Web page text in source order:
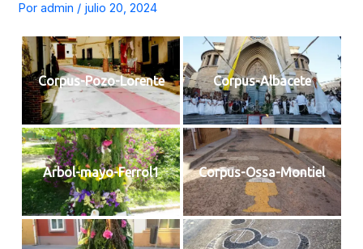
Poradmin / julio 20, 2024
Corpus-Pozo-Lorente Corpus-Albacete
Arbol-mayo-Ferrol1 Corpus-Ossa-Montiel